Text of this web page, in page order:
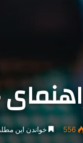
556 خواندن این مطلب 13 دقیقه